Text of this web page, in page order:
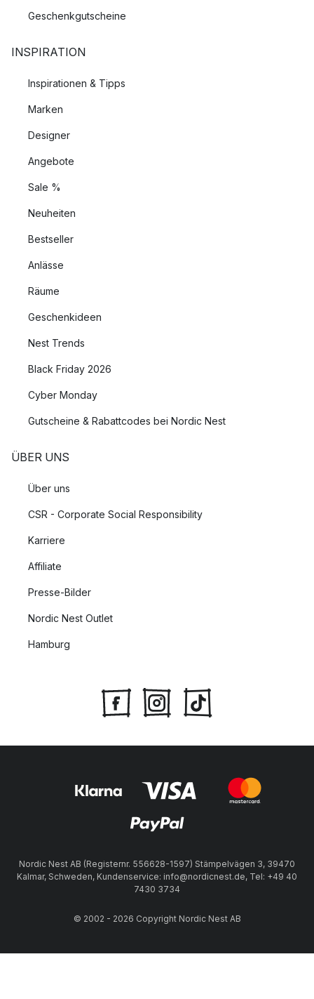
Geschenkgutscheine
INSPIRATION
Inspirationen & Tipps
Marken
Designer
Angebote
Sale %
Neuheiten
Bestseller
Anlässe
Räume
Geschenkideen
Nest Trends
Black Friday 2026
Cyber Monday
Gutscheine & Rabattcodes bei Nordic Nest
ÜBER UNS
Über uns
CSR - Corporate Social Responsibility
Karriere
Affiliate
Presse-Bilder
Nordic Nest Outlet
Hamburg
Nordic Nest AB (Registernr. 556628-1597) Stämpelvägen 3, 39470
Kalmar, Schweden, Kundenservice: info@nordicnest.de, Tel: +49 40
7430 3734
© 2002 - 2026 Copyright Nordic Nest AB